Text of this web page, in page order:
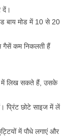
दें।
बाय मोड में 10 से 20
गैसें कम निकलती हैं
में लिख सकते हैं, उसके
प्रिंट छोटे साइज में लें
में पौधे लगाएं और